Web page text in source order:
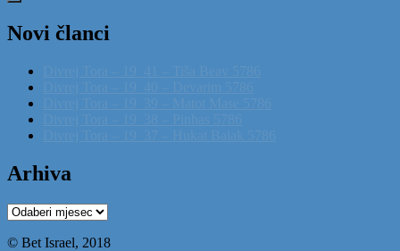
Novi članci
Arhiva
Arhiva
© Bet Israel, 2018